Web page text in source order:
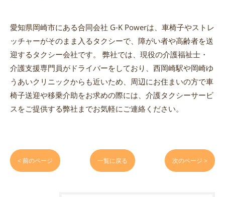
愛知県岡崎市にある合同会社 G-K Powerは、車椅子やストレ
ッチャーがそのまま入るタクシーで、障がい者や高齢者を送
迎するタクシー会社です。 弊社では、現役の介護福祉士・
介護支援専門員がドライバーをしており、西岡崎駅や岡崎ゆ
うあいクリニックからも近いため、周辺にお住まいの方で車
椅子送迎や移乗介助をお求めの際には、介護タクシーサービ
スをご提供する弊社までお気軽にご連絡ください。
< 前のページ 一覧に戻る 次のページ >